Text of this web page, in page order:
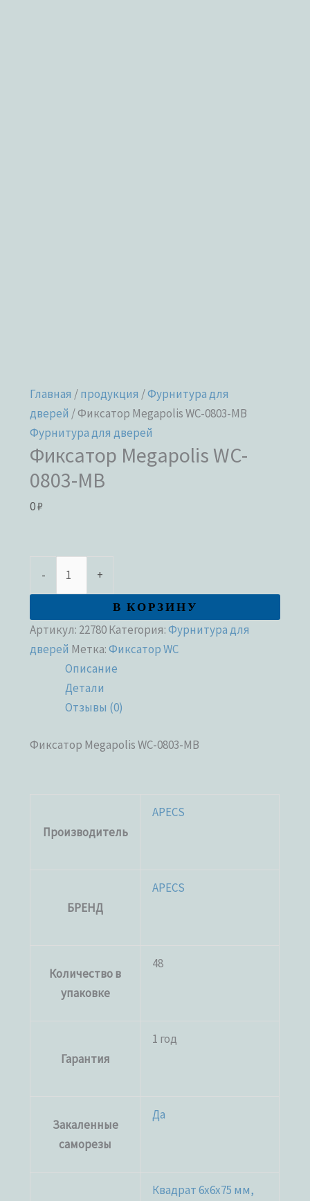
Главная /продукция /Фурнитура для
дверей / Фиксатор Megapolis WC-0803-MB
Фурнитура для дверей
Фиксатор Megapolis WC-
0803-MB
0₽
- +
В КОРЗИНУ
Артикул: 22780Категория:Фурнитура для
дверей Метка:Фиксатор WC
Описание
Детали
Отзывы (0)
Фиксатор Megapolis WC-0803-MB
Производитель
APECS
БРЕНД
APECS
Количество в
упаковке
48
Гарантия
1 год
Закаленные
саморезы
Да
Квадрат 6х6х75 мм,